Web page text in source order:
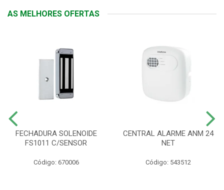
AS MELHORES OFERTAS
FECHADURA SOLENOIDE
FS1011 C/SENSOR
Código: 670006
CENTRAL ALARME ANM 24
NET
Código: 543512